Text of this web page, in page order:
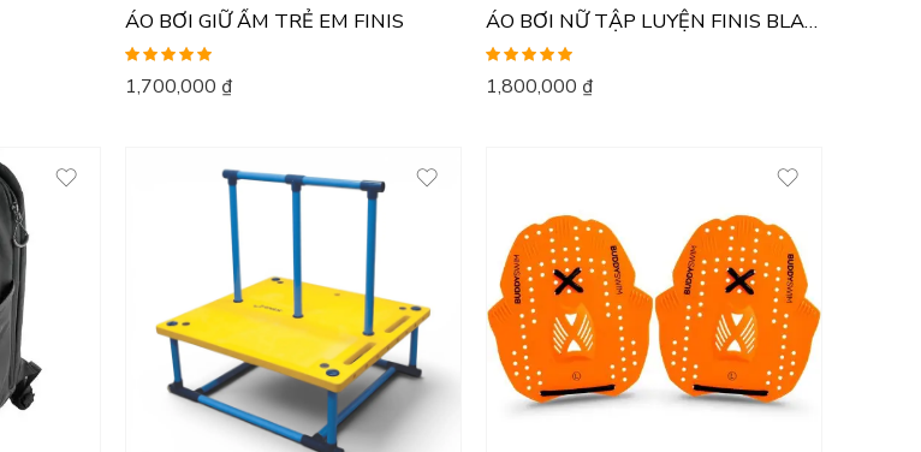
ÁO BƠI GIỮ ẤM TRẺ EM FINIS
Được xếp
hạng5.00 5
1,700,000 ₫
ÁO BƠI NỮ TẬP LUYỆN FINIS BLADEBACK SOLID
Được xếp
hạng5.00 5
1,800,000 ₫